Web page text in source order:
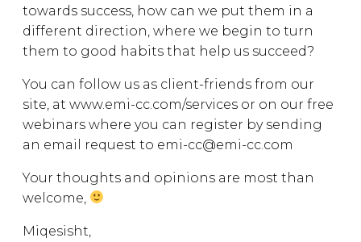
towards success, how can we put them in a
different direction, where we begin to turn
them to good habits that help us succeed?
You can follow us as client-friends from our
site, at www.emi-cc.com/services or on our free
webinars where you can register by sending
an email request to emi-cc@emi-cc.com
Your thoughts and opinions are most than
welcome,
Miqesisht,